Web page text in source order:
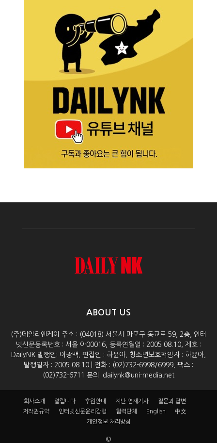
ABOUT US
(주)데일리엔케이 주소 : (04018) 서울시 마포구 동교로 59, 2층, 인터
넷신문등록번호 : 서울 아00016, 등록연월일 : 2005.08.10, 제호 :
DailyNK 발행인: 이광백, 편집인 : 하윤아, 청소년보호책임자 : 하윤아,
발행일자 : 2005.08.10 | 전화 : (02)732-6998/6999, 팩스 :
(02)732-6711 문의: dailynk@uni-media.net
회사소개 알립니다 후원안내 지난 연재기사
질문과 답변
저작권규약
인터넷신문윤리강령 협력단체 English
中文
개인정보 처리방침
©